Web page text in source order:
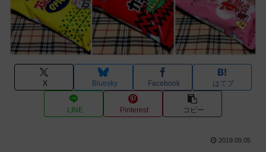
X Bluesky Facebook はてブ
LINE Pinterest コピー
2019.09.05